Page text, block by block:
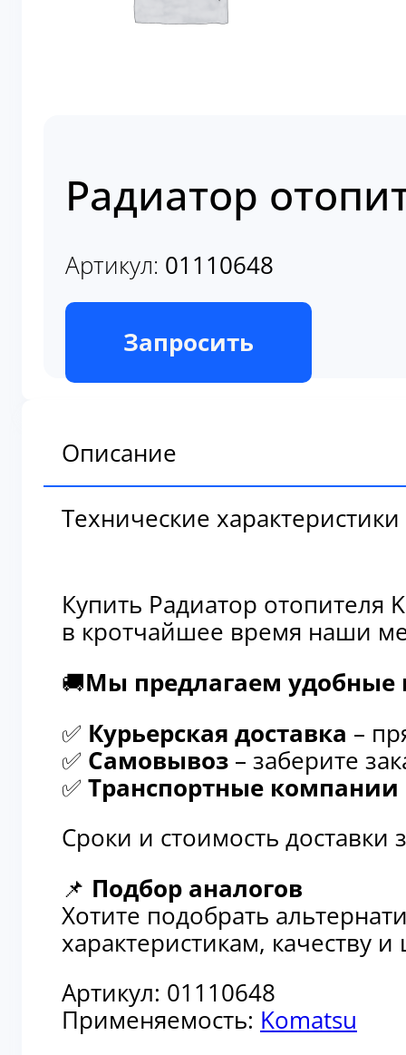
01110648
В наличии
Запросить
Технические характеристики
в кротчайшее время наши
🚚 Мы предлагаем удобные
✅Курьерская доставка–
✅Самовывоз– заберите
✅Транспортные компании
Сроки и стоимость
📌Подбор аналогов
Хотите подобрать
характеристикам, качеству
Артикул:01110648
Применяемость:Komatsu